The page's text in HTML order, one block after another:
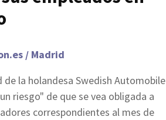
/ Madrid
la holandesa Swedish Automobile
riesgo" de que se vea obligada a
correspondientes al mes de